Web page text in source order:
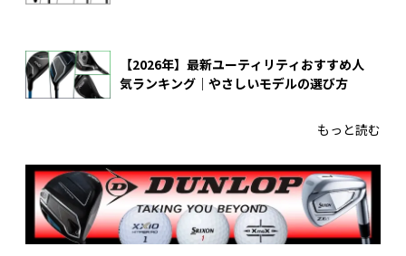
【2026年】最新ユーティリティおすすめ人
気ランキング｜やさしいモデルの選び方
もっと読む